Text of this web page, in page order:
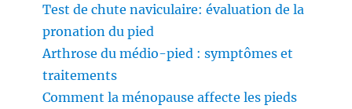
Test de chute naviculaire: évaluation de la
pronation du pied
Arthrose du médio-pied : symptômes et
traitements
Comment la ménopause affecte les pieds